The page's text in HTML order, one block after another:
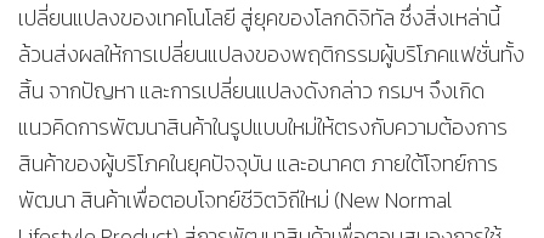
เปลี่ยนแปลงของเทคโนโลยี สู่ยุคของโลกดิจิทัล ซึ่งสิ่งเหล่านี้
ล้วนส่งผลให้การเปลี่ยนแปลงของพฤติกรรมผู้บริโภคแฟชั่นทั้ง
สิ้น จากปัญหา และการเปลี่ยนแปลงดังกล่าว กรมฯ จึงเกิด
แนวคิดการพัฒนาสินค้าในรูปแบบใหม่ให้ตรงกับความต้องการ
สินค้าของผู้บริโภคในยุคปัจจุบัน และอนาคต ภายใต้โจทย์การ
พัฒนา สินค้าเพื่อตอบโจทย์ชีวิตวิถีใหม่ (New Normal